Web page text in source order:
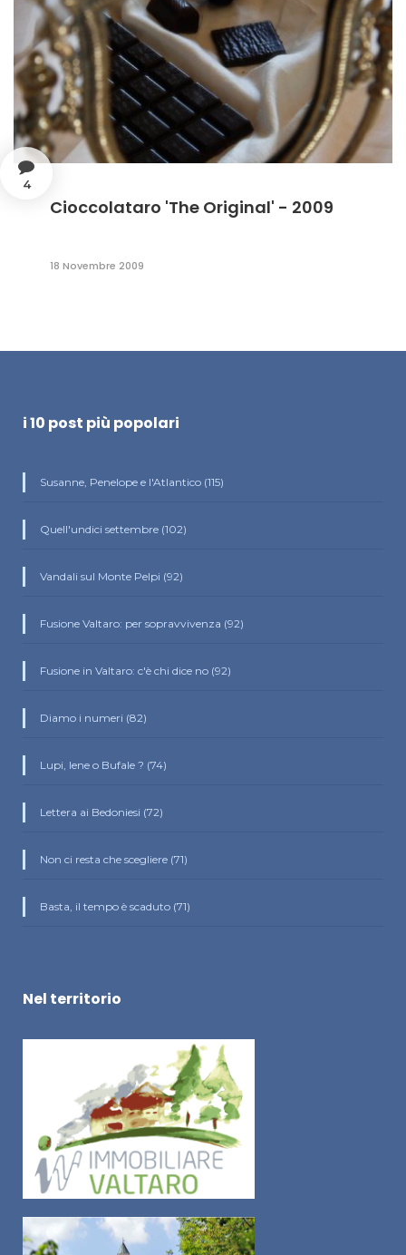
4
Cioccolataro 'The Original' - 2009
18 Novembre 2009
i 10 post più popolari
Susanne, Penelope e l'Atlantico (115)
Quell'undici settembre (102)
Vandali sul Monte Pelpi (92)
Fusione Valtaro: per sopravvivenza (92)
Fusione in Valtaro: c'è chi dice no (92)
Diamo i numeri (82)
Lupi, Iene o Bufale ? (74)
Lettera ai Bedoniesi (72)
Non ci resta che scegliere (71)
Basta, il tempo è scaduto (71)
Nel territorio